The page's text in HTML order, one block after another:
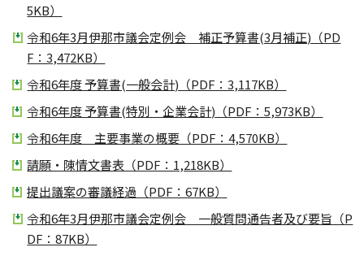
5KB）
令和6年3月伊那市議会定例会 補正予算書(3月補正)（PD
F：3,472KB）
令和6年度 予算書(一般会計)（PDF：3,117KB）
令和6年度 予算書(特別・企業会計)（PDF：5,973KB）
令和6年度 主要事業の概要（PDF：4,570KB）
請願・陳情文書表（PDF：1,218KB）
提出議案の審議経過（PDF：67KB）
令和6年3月伊那市議会定例会 一般質問通告者及び要旨（P
DF：87KB）